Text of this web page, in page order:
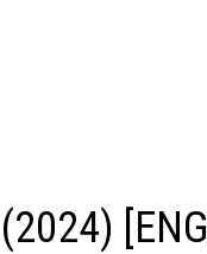
[ENG]